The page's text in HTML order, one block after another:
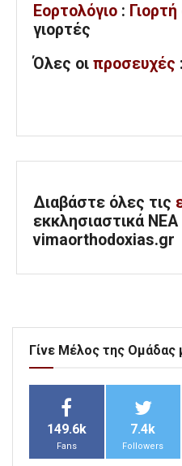
Εορτολόγιο :
γιορτές
Όλες οι προσευχές :
Διαβάστε όλες τις
εκκλησιαστικά
vimaorthodoxias.gr
Γίνε Μέλος της Ομάδας
149.6k
Fans
7.4k
Followers